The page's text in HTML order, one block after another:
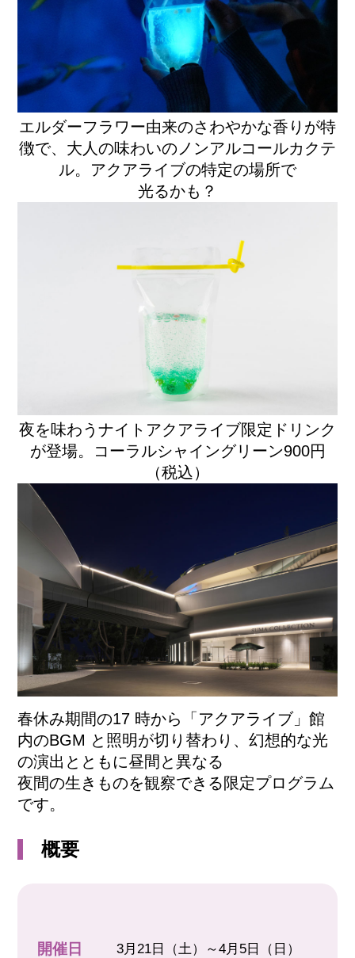
エルダーフラワー由来のさわやかな香りが特
徴で、大人の味わいのノンアルコールカクテ
ル。アクアライブの特定の場所で
光るかも？
夜を味わうナイトアクアライブ限定ドリンク
が登場。コーラルシャイングリーン900円
（税込）
春休み期間の17 時から「アクアライブ」館
内のBGM と照明が切り替わり、幻想的な光
の演出とともに昼間と異なる
夜間の生きものを観察できる限定プログラム
です。
概要
開催日 3月21日（土）～4月5日（日）